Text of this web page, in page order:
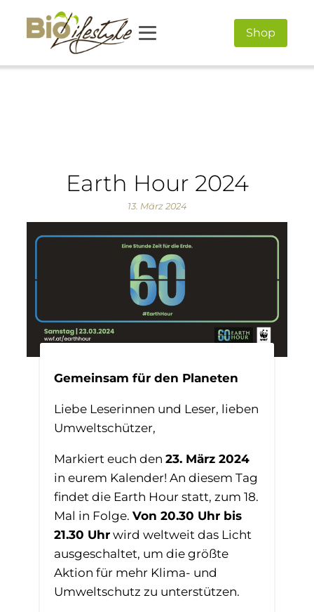
Shop
Earth Hour 2024
13. März 2024
Gemeinsam für den Planeten
Liebe Leserinnen und Leser, lieben
Umweltschützer,
Markiert euch den 23. März 2024
in eurem Kalender! An diesem Tag
findet die Earth Hour statt, zum 18.
Mal in Folge. Von 20.30 Uhr bis
21.30 Uhrwird weltweit das Licht
ausgeschaltet, um die größte
Aktion für mehr Klima- und
Umweltschutz zu unterstützen.